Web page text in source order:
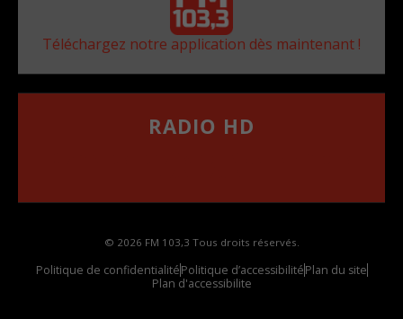
Téléchargez notre application dès maintenant !
RADIO HD
© 2026 FM 103,3 Tous droits réservés.
Politique de confidentialitéPolitique d’accessibilitéPlan du site
Plan d'accessibilite